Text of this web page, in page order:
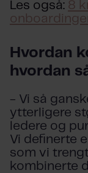
Les også: 8
Hvordan
hvordan
- Vi så
ytterligere
ledere og
Vi definerte
som vi
kombinerte